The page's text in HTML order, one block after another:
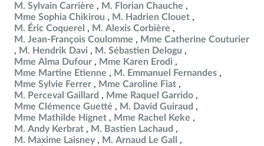
M. Sylvain Carrière
M. Florian Chauche
Mme Sophia Chikirou
M. Hadrien Clouet
M. Éric Coquerel
M. Alexis Corbière
M. Jean-François Coulomme
Mme Catherine Couturier
M. Hendrik Davi
M. Sébastien Delogu
Mme Alma Dufour
Mme Karen Erodi
Mme Martine Etienne
M. Emmanuel Fernandes
Mme Sylvie Ferrer
Mme Caroline Fiat
M. Perceval Gaillard
Mme Raquel Garrido
Mme Clémence Guetté
M. David Guiraud
Mme Mathilde Hignet
Mme Rachel Keke
M. Andy Kerbrat
M. Bastien Lachaud
M. Maxime Laisney
M. Arnaud Le Gall